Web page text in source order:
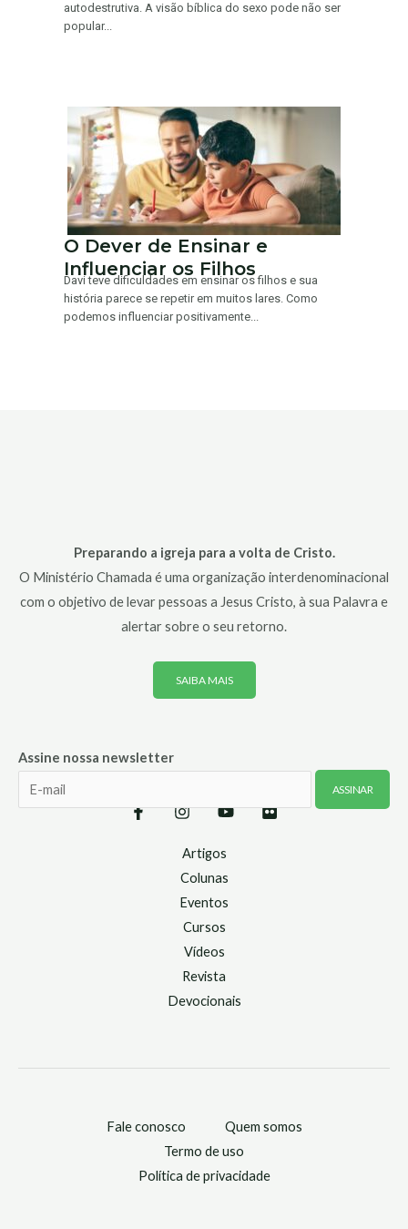
autodestrutiva. A visão bíblica do sexo pode não ser
popular...
O Dever de Ensinar e
Influenciar os Filhos
Davi teve dificuldades em ensinar os filhos e sua
história parece se repetir em muitos lares. Como
podemos influenciar positivamente...
Preparando a igreja para a volta de Cristo.
O Ministério Chamada é uma organização interdenominacional
com o objetivo de levar pessoas a Jesus Cristo, à sua Palavra e
alertar sobre o seu retorno.
SAIBA MAIS
Assine nossa newsletter
Artigos
Colunas
Eventos
Cursos
Vídeos
Revista
Devocionais
Fale conosco
Quem somos
Termo de uso
Política de privacidade